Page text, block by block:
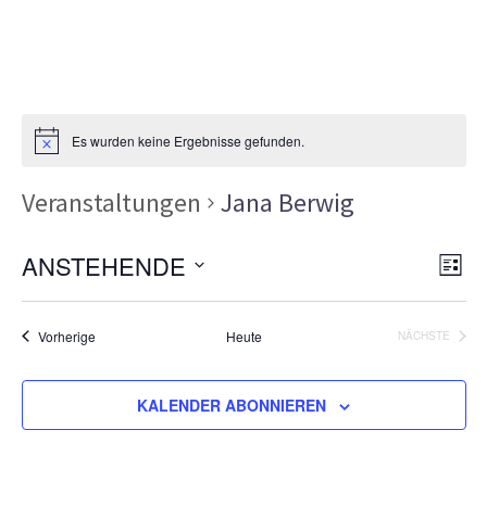
Es wurden keine Ergebnisse gefunden.
Veranstaltungen Jana Berwig
LISTE
ANSTEHENDE
Datum
wählen.
VorherigeVeranstaltungen Heute
NÄCHSTE
KALENDER ABONNIEREN